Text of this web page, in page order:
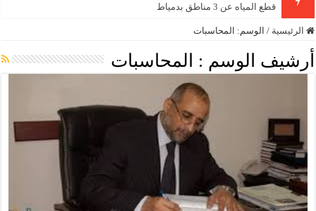
قطع المياه عن 3 مناطق بدمياط
الرئيسية / الوسم: المحاسبات
أرشيف الوسم : المحاسبات